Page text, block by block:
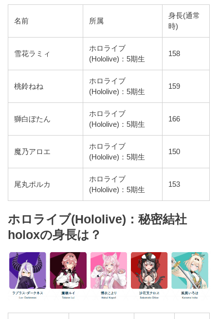
名前 所属
身長(通常
時)
雪花ラミィ
ホロライブ
(Hololive)：5期生
158
桃鈴ねね
ホロライブ
(Hololive)：5期生
159
獅白ぼたん
ホロライブ
(Hololive)：5期生
166
魔乃アロエ
ホロライブ
(Hololive)：5期生
150
尾丸ポルカ
ホロライブ
(Hololive)：5期生
153
ホロライブ(Hololive)：秘密結社
holoxの身長は？